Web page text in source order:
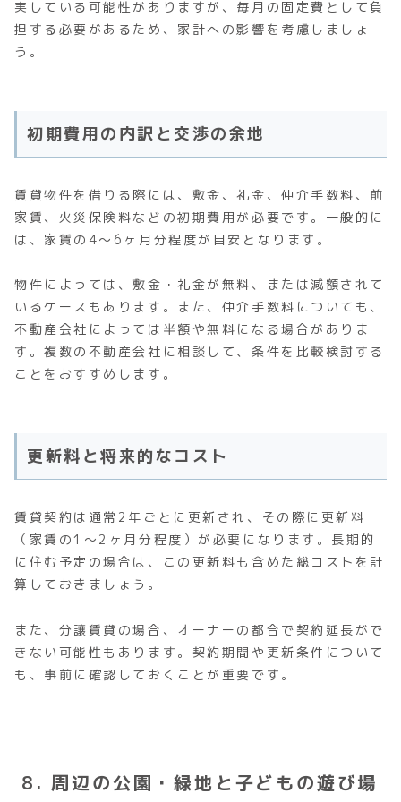
実している可能性がありますが、毎月の固定費として負
担する必要があるため、家計への影響を考慮しましょ
う。
初期費用の内訳と交渉の余地
賃貸物件を借りる際には、敷金、礼金、仲介手数料、前
家賃、火災保険料などの初期費用が必要です。一般的に
は、家賃の4～6ヶ月分程度が目安となります。
物件によっては、敷金・礼金が無料、または減額されて
いるケースもあります。また、仲介手数料についても、
不動産会社によっては半額や無料になる場合がありま
す。複数の不動産会社に相談して、条件を比較検討する
ことをおすすめします。
更新料と将来的なコスト
賃貸契約は通常2年ごとに更新され、その際に更新料
（家賃の1～2ヶ月分程度）が必要になります。長期的
に住む予定の場合は、この更新料も含めた総コストを計
算しておきましょう。
また、分譲賃貸の場合、オーナーの都合で契約延長がで
きない可能性もあります。契約期間や更新条件について
も、事前に確認しておくことが重要です。
8. 周辺の公園・緑地と子どもの遊び場